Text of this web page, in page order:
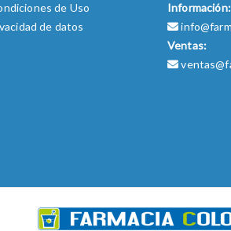
de Uso
de datos
Información:
Ventas: